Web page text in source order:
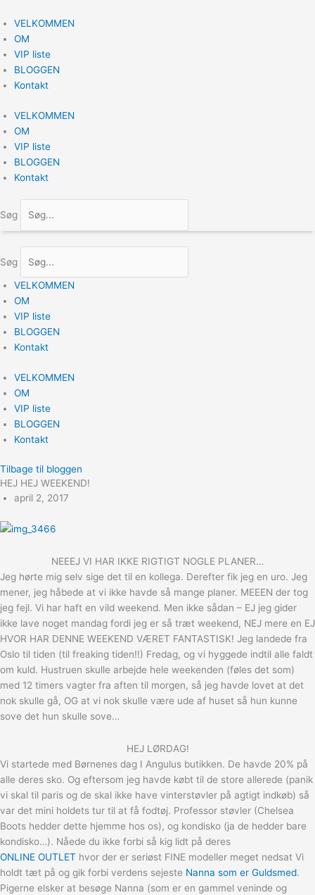
til
indholdet
VELKOMMEN
OM
VIP liste
BLOGGEN
Kontakt
VELKOMMEN
OM
VIP liste
BLOGGEN
Kontakt
Søg
Søg
VELKOMMEN
OM
VIP liste
BLOGGEN
Kontakt
VELKOMMEN
OM
VIP liste
BLOGGEN
Kontakt
Tilbage til bloggen
HEJ HEJ WEEKEND!
april 2, 2017
NEEEJ VI HAR IKKE RIGTIGT NOGLE PLANER…
Jeg hørte mig selv sige det til en kollega. Derefter fik jeg en uro. Jeg
mener, jeg håbede at vi ikke havde så mange planer. MEEEN der tog
jeg fejl. Vi har haft en vild weekend. Men ikke sådan – EJ jeg gider
ikke lave noget mandag fordi jeg er så træt weekend, NEJ mere en EJ
HVOR HAR DENNE WEEKEND VÆRET FANTASTISK! Jeg landede fra
Oslo til tiden (til freaking tiden!!) Fredag, og vi hyggede indtil alle faldt
om kuld. Hustruen skulle arbejde hele weekenden (føles det som)
med 12 timers vagter fra aften til morgen, så jeg havde lovet at det
nok skulle gå, OG at vi nok skulle være ude af huset så hun kunne
sove det hun skulle sove…
HEJ LØRDAG!
Vi startede med Børnenes dag I Angulus butikken. De havde 20% på
alle deres sko. Og eftersom jeg havde købt til de store allerede (panik
vi skal til paris og de skal ikke have vinterstøvler på agtigt indkøb) så
var det mini holdets tur til at få fodtøj. Professor støvler (Chelsea
Boots hedder dette hjemme hos os), og kondisko (ja de hedder bare
kondisko…). Nåede du ikke forbi så kig lidt på deres
ONLINE OUTLET hvor der er seriøst FINE modeller meget nedsat Vi
holdt tæt på og gik forbi verdens sejeste Nanna som er Guldsmed.
Pigerne elsker at besøge Nanna (som er en gammel veninde og